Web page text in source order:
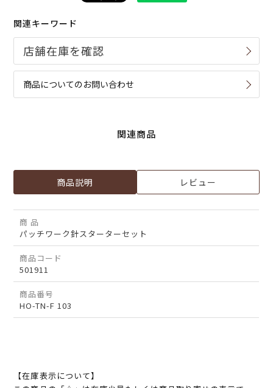
関連キーワード
商品についてのお問い合わせ
関連商品
商品説明 レビュー
商 品
パッチワーク針スターターセット
商品コード
501911
商品番号
HO-TN-F 103
【在庫表示について】